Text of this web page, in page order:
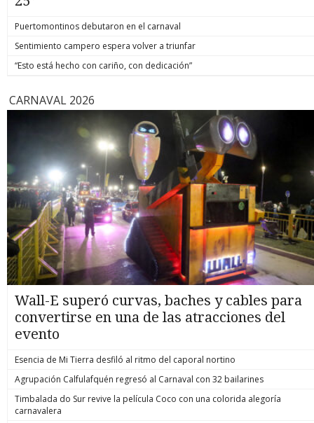
Puertomontinos debutaron en el carnaval
Sentimiento campero espera volver a triunfar
“Esto está hecho con cariño, con dedicación”
CARNAVAL 2026
Wall-E superó curvas, baches y cables para
convertirse en una de las atracciones del
evento
Esencia de Mi Tierra desfiló al ritmo del caporal nortino
Agrupación Calfulafquén regresó al Carnaval con 32 bailarines
Timbalada do Sur revive la película Coco con una colorida alegoría
carnavalera